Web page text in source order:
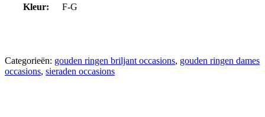
Kleur:
F-G
Categorieën: gouden ringen briljant occasions, gouden ringen dames
occasions, sieraden occasions